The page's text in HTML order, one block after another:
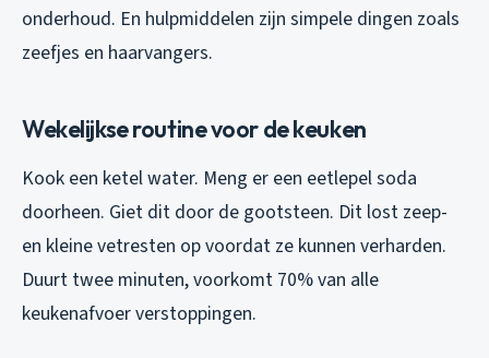
onderhoud. En hulpmiddelen zijn simpele dingen zoals
zeefjes en haarvangers.
Wekelijkse routine voor de keuken
Kook een ketel water. Meng er een eetlepel soda
doorheen. Giet dit door de gootsteen. Dit lost zeep-
en kleine vetresten op voordat ze kunnen verharden.
Duurt twee minuten, voorkomt 70% van alle
keukenafvoer verstoppingen.